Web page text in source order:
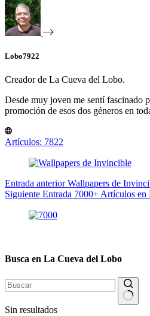
Lobo7922
Creador de La Cueva del Lobo.
Desde muy joven me sentí fascinado
promoción de esos dos géneros en
Artículos: 7822
Entrada anteriorWallpapers de
Siguiente Entrada 7000+ Artículos
Busca en La Cueva del Lobo
Sin resultados